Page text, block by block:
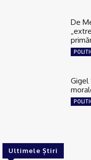
De
Gigel
Ultimele Știri